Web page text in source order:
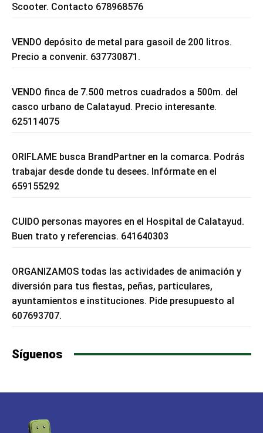
Scooter. Contacto 678968576
VENDO depósito de metal para gasoil de 200 litros.
Precio a convenir. 637730871.
VENDO finca de 7.500 metros cuadrados a 500m. del
casco urbano de Calatayud. Precio interesante.
625114075
ORIFLAME busca BrandPartner en la comarca. Podrás
trabajar desde donde tu desees. Infórmate en el
659155292
CUIDO personas mayores en el Hospital de Calatayud.
Buen trato y referencias. 641640303
ORGANIZAMOS todas las actividades de animación y
diversión para tus fiestas, peñas, particulares,
ayuntamientos e instituciones. Pide presupuesto al
607693707.
Síguenos